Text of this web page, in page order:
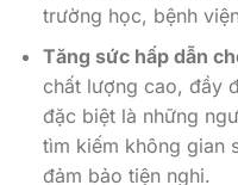
trường học, bệnh
Tăng sức hấp dẫn
chất lượng cao, đầy
đặc biệt là những
tìm kiếm không gian
đảm bảo tiện nghi.